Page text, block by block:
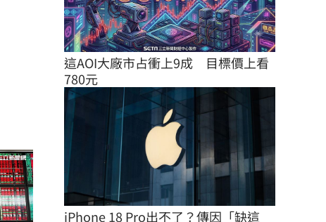
這AOI大廠市占衝上9成　目標價上看
780元
iPhone 18 Pro出不了？傳因「缺這